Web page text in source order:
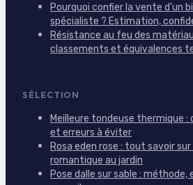
Pourquoi confier la vente d’un
spécialiste ? Estimation,
Résistance au feu des
classements et équivalences
SÉLECTION
Meilleure tondeuse thermique
et erreurs à éviter
Rosa eden rose : tout savoir
romantique au jardin
Pose dalle sur sable :